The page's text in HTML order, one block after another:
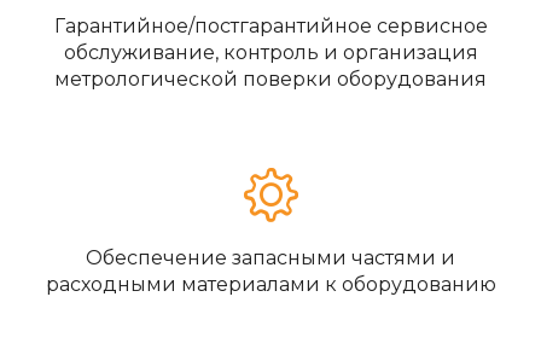
Гарантийное/постгарантийное сервисное
обслуживание, контроль и организация
метрологической поверки оборудования
Обеспечение запасными частями и
расходными материалами к оборудованию